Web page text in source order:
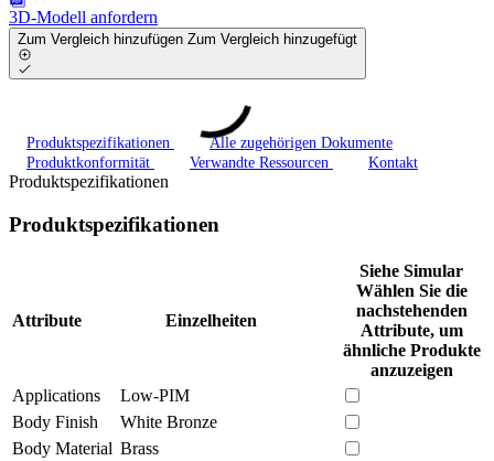
3D-Modell anfordern
Zum Vergleich hinzufügen Zum Vergleich hinzugefügt
Produktspezifikationen
Alle zugehörigen Dokumente
Produktkonformität
Verwandte Ressourcen Kontakt
Produktspezifikationen
Produktspezifikationen
Attribute Einzelheiten
Siehe Simular
Wählen Sie die
nachstehenden
Attribute, um
ähnliche Produkte
anzuzeigen
Applications
Low-PIM
Body Finish
White Bronze
Body Material Brass